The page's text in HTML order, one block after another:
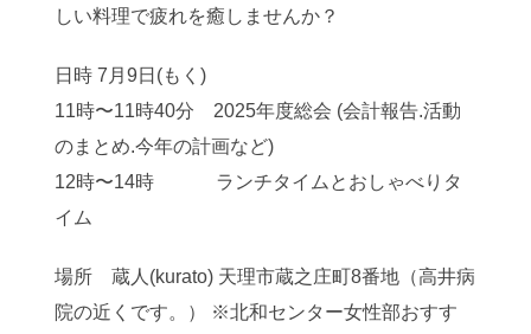
しい料理で疲れを癒しませんか？
日時 7月9日(もく)
11時〜11時40分 2025年度総会 (会計報告.活動
のまとめ.今年の計画など)
12時〜14時 ランチタイムとおしゃべりタ
イム
場所 蔵人(kurato) 天理市蔵之庄町8番地（高井病
院の近くです。） ※北和センター女性部おすす